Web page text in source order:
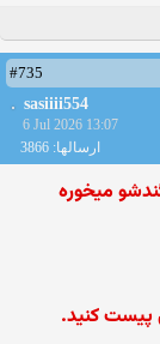
#735
sasiiii554
6 Jul 2026 13:07
ارسالها: 3866
میخوره
پیست کنید.